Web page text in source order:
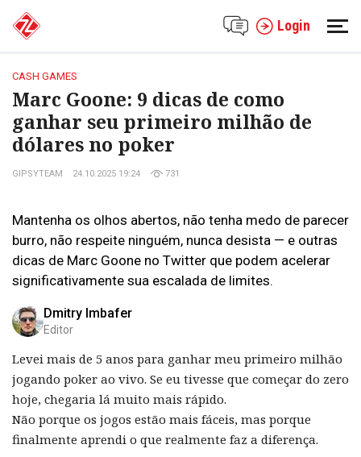
Login
CASH GAMES
Marc Goone: 9 dicas de como
ganhar seu primeiro milhão de
dólares no poker
GIPSYTEAM 24.10.2025 19:24 731
Mantenha os olhos abertos, não tenha medo de parecer
burro, não respeite ninguém, nunca desista — e outras
dicas de Marc Goone no Twitter que podem acelerar
significativamente sua escalada de limites.
Dmitry Imbafer
Editor
Levei mais de 5 anos para ganhar meu primeiro milhão
jogando poker ao vivo. Se eu tivesse que começar do zero
hoje, chegaria lá muito mais rápido.
Não porque os jogos estão mais fáceis, mas porque
finalmente aprendi o que realmente faz a diferença.